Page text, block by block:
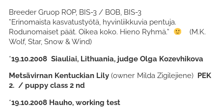
Breeder Gruop ROP, BIS-3 / BOB, BIS-3
”Erinomaista kasvatustyötä, hyvinliikkuvia pentuja.
Rodunomaiset päät. Oikea koko. Hieno Ryhmä.”
(M.K.
Wolf, Star, Snow & Wind)
*19.10.2008 Siauliai, Lithuania, judge Olga Kozevhikova
Metsävirnan Kentuckian Lily(owner Milda Zigilejiene) PEK
2. / puppy class 2 nd
*19.10.2008 Hauho, working test